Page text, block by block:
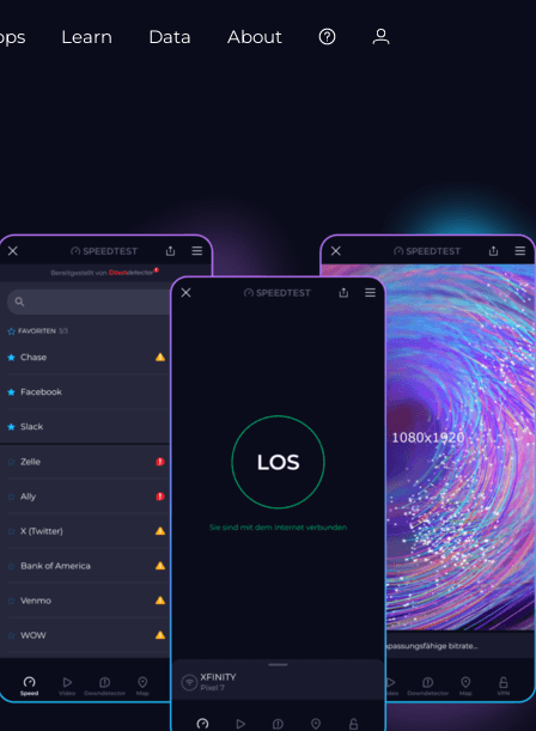
Learn Data About